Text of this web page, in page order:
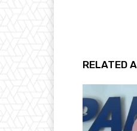
RELATED